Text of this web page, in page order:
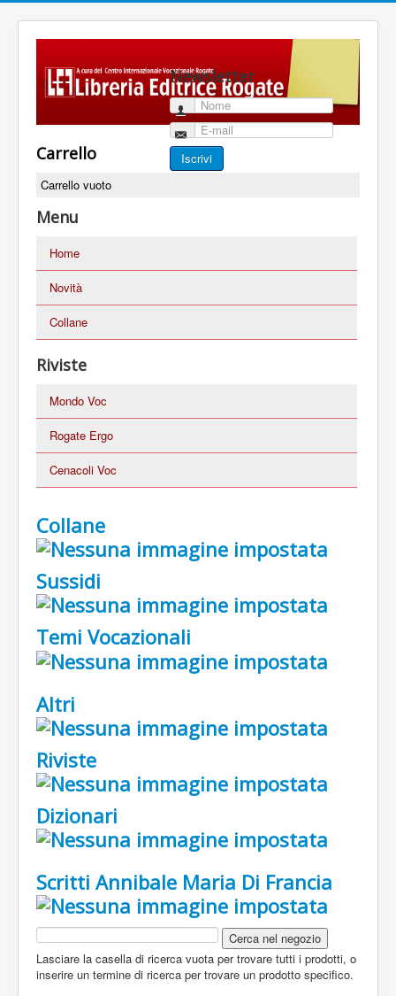
Newsletter
Nome
E-mail
Iscrivi
Carrello
Carrello vuoto
Menu
Home
Novità
Collane
Riviste
Mondo Voc
Rogate Ergo
Cenacoli Voc
Collane
Sussidi
Temi Vocazionali
Altri
Riviste
Dizionari
Scritti Annibale Maria Di Francia
Lasciare la casella di ricerca vuota per trovare tutti i prodotti, o
inserire un termine di ricerca per trovare un prodotto specifico.